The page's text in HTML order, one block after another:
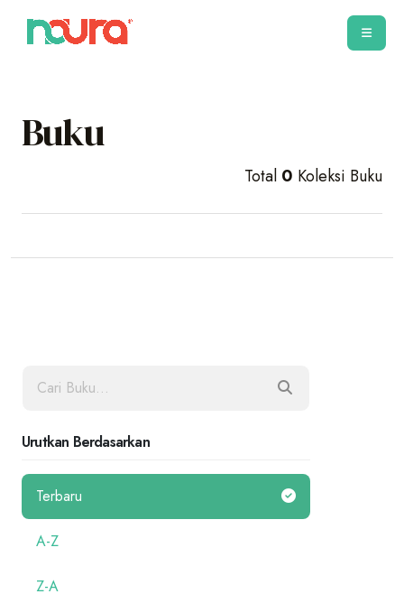
Buku
Total 0 Koleksi Buku
Urutkan Berdasarkan
Terbaru
A-Z
Z-A